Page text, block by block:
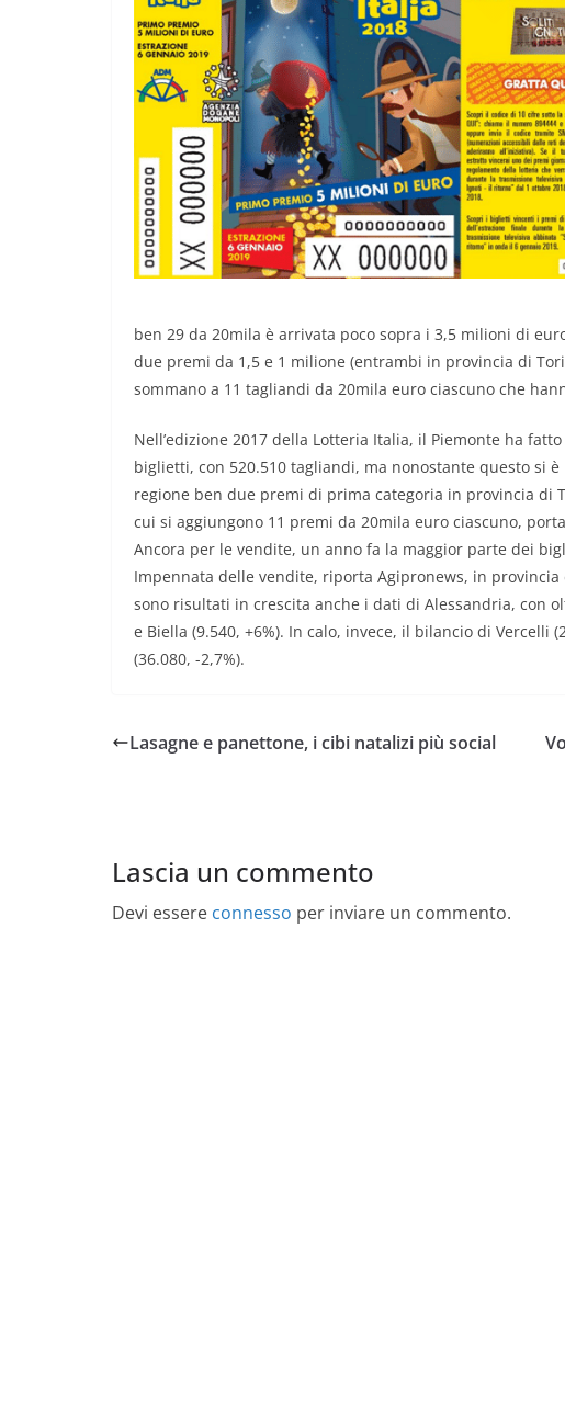
ben 29 da 20mila è arrivata poco sopra i 3,5 milioni di
due premi da 1,5 e 1 milione (entrambi in provincia di
sommano a 11 tagliandi da 20mila euro ciascuno che
Nell’edizione 2017 della Lotteria Italia, il Piemonte ha
biglietti, con 520.510 tagliandi, ma nonostante questo si
regione ben due premi di prima categoria in provincia di
cui si aggiungono 11 premi da 20mila euro ciascuno,
Ancora per le vendite, un anno fa la maggior parte dei
Impennata delle vendite, riporta Agipronews, in
sono risultati in crescita anche i dati di Alessandria, con
e Biella (9.540, +6%). In calo, invece, il bilancio di Vercelli
(36.080, -2,7%).
Lasagne e panettone, i cibi natalizi più social
Lascia un commento
Devi essere connesso per inviare un commento.